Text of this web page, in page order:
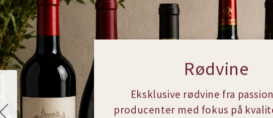
Rødvine
Eksklusive rødvine fra
producenter med fokus på